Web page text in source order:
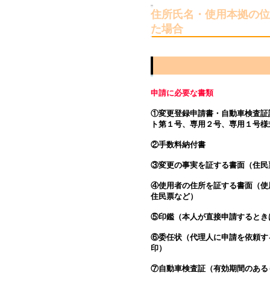
住所氏名・使用本拠の
た場合
申請に必要な書類
①変更登録申請書・自動車検査
ト第１号、専用２号、専用１号
②手数料納付書
③変更の事実を証する書面（住民
④使用者の住所を証する書面（
住民票など）
⑤印鑑（本人が直接申請するとき
⑥委任状（代理人に申請を依頼
印）
⑦自動車検査証（有効期間のある